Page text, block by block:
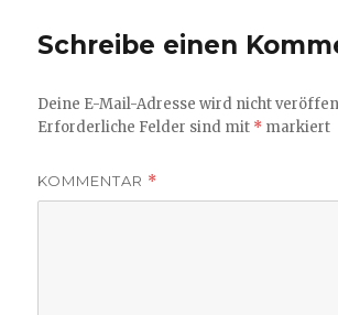
Schreibe einen
Deine E-Mail-Adresse wird nicht
Erforderliche Felder sind mit * markiert
KOMMENTAR *